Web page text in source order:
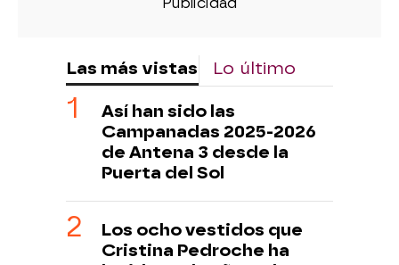
Las más vistas Lo último
Así han sido las
Campanadas 2025-2026
de Antena 3 desde la
Puerta del Sol
Los ocho vestidos que
Cristina Pedroche ha